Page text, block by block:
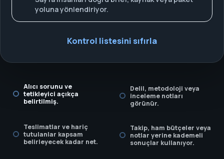
yoluna yönlendiriyor.
Kontrol listesini sıfırla
Alıcı sorunu ve
tetikleyici açıkça
belirtilmiş.
Delil, metodoloji veya
inceleme notları
görünür.
Teslimatlar ve hariç
tutulanlar kapsam
belirleyecek kadar net.
Takip, ham bütçeler veya
notlar yerine kademeli
sonuçlar kullanıyor.